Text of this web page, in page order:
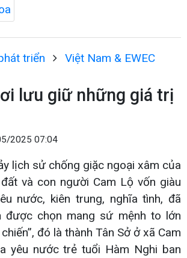
triển Việt Nam & EWEC
lưu giữ những giá trị
2025 07:04
lịch sử chống giặc ngoại xâm của
và con người Cam Lộ vốn giàu
nước, kiên trung, nghĩa tình, đã
được chọn mang sứ mệnh to lớn
đó là thành Tân Sở ở xã Cam
yêu nước trẻ tuổi Hàm Nghi ban